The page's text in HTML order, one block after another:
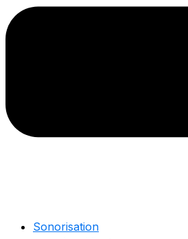
Sonorisation